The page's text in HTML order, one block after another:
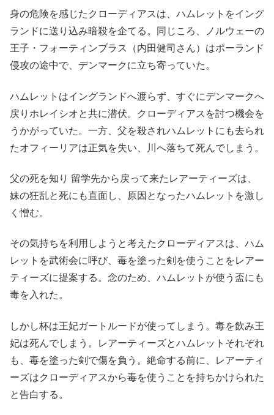
身の危険を感じたクローディアスは、ハムレットをイング
ランドに送り込み暗殺を企てる。同じころ、ノルウェーの
王子・フォーティンブラス（内田健司さん）はポーランド
侵攻の途中で、デンマークに立ち寄っていた。
ハムレットはイングランドへ渡らず、すぐにデンマークへ
戻りホレイシオと共に潜伏。クローディアスを討つ機会を
うかがっていた。一方、父を殺されハムレットにも去られ
たオフィーリアは正気を失い、川へ落ちて死んでしまう。
父の死を知り 留学先から戻って来たレアーティーズは、
妹の狂乱と死にも直面し、原因となったハムレットを激し
く憎む。
その気持ちを利用しようと考えたクローディアスは、ハム
レットを武術会に呼び、毒を塗った剣を使うことをレアー
ティーズに提案する。念のため、ハムレットが使う盃にも
毒を入れた。
しかし杯は王妃ガートルードが使ってしまう。毒を飲み王
妃は死んでしまう。レアーティーズとハムレットそれぞれ
も、毒を塗った剣で傷を負う。絶命する前に、レアーティ
ーズはクローディアスから毒を使うことを持ちかけられた
と告白する。